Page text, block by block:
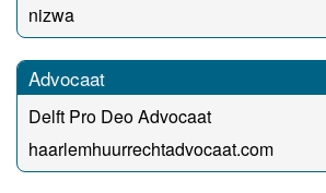
nizwa
Advocaat
Delft Pro Deo Advocaat
haarlemhuurrechtadvocaat.com